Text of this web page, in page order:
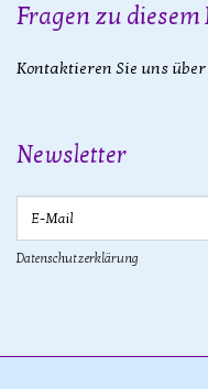
Fragen zu diesem
Kontaktieren Sie uns
Newsletter
Datenschutzerklärung